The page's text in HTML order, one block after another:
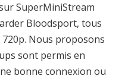
SuperMiniStream
Bloodsport, tous
Nous proposons
sont permis en
bonne connexion ou